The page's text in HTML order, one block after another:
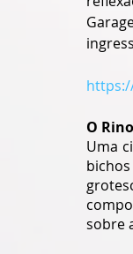
O
Uma
sobre